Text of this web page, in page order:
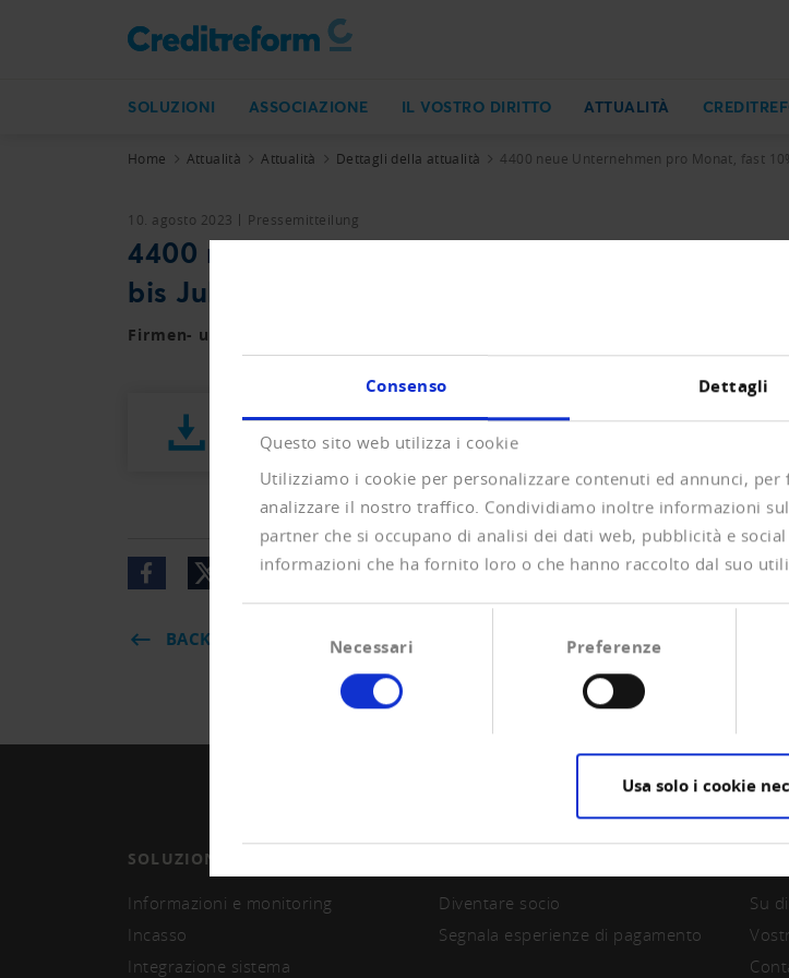
Consenso Dettagli
Questo sito web utilizza i cookie
Utilizziamo i cookie per personalizzare contenuti ed annunci,
analizzare il nostro traffico. Condividiamo inoltre informazioni
partner che si occupano di analisi dei dati web, pubblicità e
informazioni che ha fornito loro o che hanno raccolto dal suo
Necessari Preferenze
Usa solo i cookie
SOLUZIONI ASSOCIAZIONE IL VOSTRO DIRITTO ATTUALITÀ
Home Attualità Attualità Dettagli della attualità 4400 neue Unternehmen pro Monat, fast
10. agosto 2023 Pressemitteilung
4400 neue Unternehmen pro Monat, fast 10%
bis Juli
Firmen- und Privat-Konkurse sowie der Neueintragungen und Löschungen mit
Presseletter_2023_03.pdf (389 KB)
BACK
SOLUZIONI
Informazioni e monitoring
Incasso
Integrazione sistema
Diventare socio
Segnala esperienze di pagamento
Su